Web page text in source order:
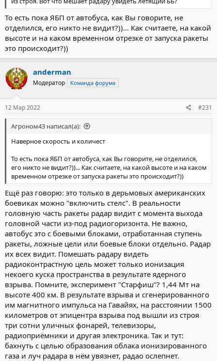
То есть пока ЯБП от автобуса, как Вы говорите, не
отделился, его никто не видит?))... Как считаете, на какой
высоте и на каком временном отрезке от запуска ракеты
это происходит?))
anderman
Модератор Команда форума
12 Мар 2022 #231
Агроном43 написал(а):
Наверное скорость и количест
То есть пока ЯБП от автобуса, как Вы говорите, не отделился,
его никто не видит?))... Как считаете, на какой высоте и на каком
временном отрезке от запуска ракеты это происходит?))
Ещё раз говорю: это только в дерьмовых американских
боевиках можно "включить стелс". В реальности
головную часть ракеты радар видит с момента выхода
головной части из-под радиогоризонта. Не важно,
автобус это с боевыми блоками, отработанная ступень
ракеты, ложные цели или боевые блоки отдельно. Радар
их всех видит. Помешать радару видеть
радиоконтрастную цель может только ионизация
некоего куска пространства в результате ядерного
взрыва. Помните, эксперимент "Старфиш"? 1,44 Мт на
высоте 400 км. В результате взрыва и сгенерированного
им магнитного импульса на Гавайях, на расстоянии 1500
километров от эпицентра взрыва под вышли из строя
три сотни уличных фонарей, телевизоры,
радиоприёмники и другая электроника. Так и тут:
бахнуть с целью образования облака ионизированного
газа и луч радара в нём увязнет, радао ослепнет.